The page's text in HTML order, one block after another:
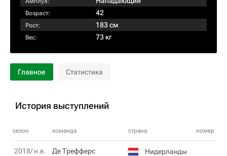
Возраст: 42
Рост: 183 см
Вес: 73 кг
Главное Статистика
История выступлений
сезон команда страна номер
2018/ н.в. Де Трефферс Нидерланды